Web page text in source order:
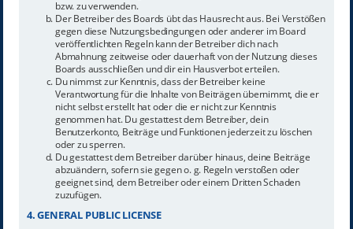
bzw. zu verwenden.
Der Betreiber des Boards übt das Hausrecht aus. Bei Verstößen
gegen diese Nutzungsbedingungen oder anderer im Board
veröffentlichten Regeln kann der Betreiber dich nach
Abmahnung zeitweise oder dauerhaft von der Nutzung dieses
Boards ausschließen und dir ein Hausverbot erteilen.
Du nimmst zur Kenntnis, dass der Betreiber keine
Verantwortung für die Inhalte von Beiträgen übernimmt, die er
nicht selbst erstellt hat oder die er nicht zur Kenntnis
genommen hat. Du gestattest dem Betreiber, dein
Benutzerkonto, Beiträge und Funktionen jederzeit zu löschen
oder zu sperren.
Du gestattest dem Betreiber darüber hinaus, deine Beiträge
abzuändern, sofern sie gegen o. g. Regeln verstoßen oder
geeignet sind, dem Betreiber oder einem Dritten Schaden
zuzufügen.
4. GENERAL PUBLIC LICENSE